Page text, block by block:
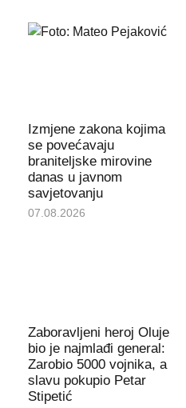
Izmjene zakona kojima
se povećavaju
braniteljske mirovine
danas u javnom
savjetovanju
07.08.2026
Zaboravljeni heroj Oluje
bio je najmlađi general:
Zarobio 5000 vojnika, a
slavu pokupio Petar
Stipetić